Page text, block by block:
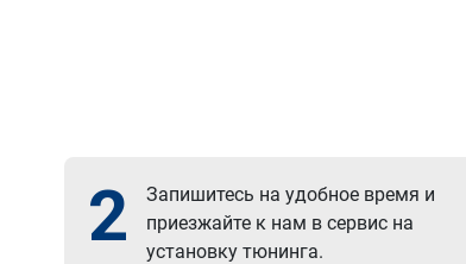
2
Запишитесь на удобное время и
приезжайте к нам в сервис на
установку тюнинга.